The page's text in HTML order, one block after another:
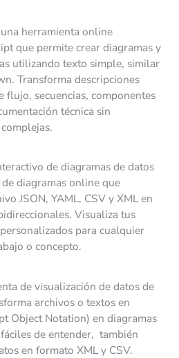
herramienta online
que permite crear diagramas y
utilizando texto simple, similar
Transforma descripciones
flujo, secuencias, componentes
técnica sin
de diagramas de datos
diagramas online que
JSON, YAML, CSV y XML en
Visualiza tus
para cualquier
o concepto.
de visualización de datos de
archivos o textos en
Object Notation) en diagramas
de entender, también
en formato XML y CSV.